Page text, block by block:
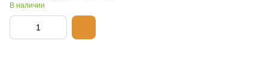
В наличии